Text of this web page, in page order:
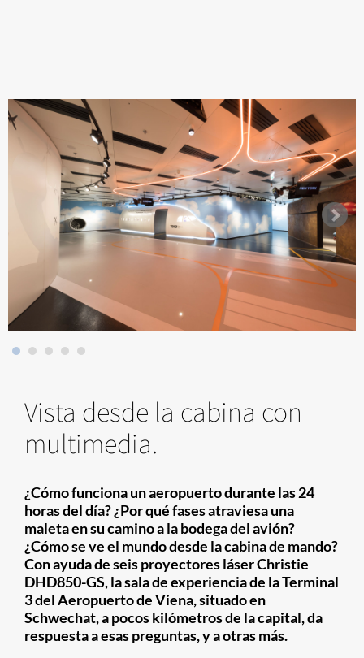
Vista desde la cabina con
multimedia.
¿Cómo funciona un aeropuerto durante las 24
horas del día? ¿Por qué fases atraviesa una
maleta en su camino a la bodega del avión?
¿Cómo se ve el mundo desde la cabina de mando?
Con ayuda de seis proyectores láser Christie
DHD850-GS, la sala de experiencia de la Terminal
3 del Aeropuerto de Viena, situado en
Schwechat, a pocos kilómetros de la capital, da
respuesta a esas preguntas, y a otras más.